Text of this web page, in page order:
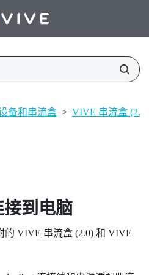
备和串流盒 > VIVE 串流盒 (2.0)
到电脑
的 VIVE 串流盒 (2.0) 和 VIVE